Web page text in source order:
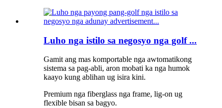
Luho nga istilo sa negosyo nga golf ...
Gamit ang mas komportable nga awtomatikong
sistema sa pag-abli, aron mobati ka nga humok
kaayo kung ablihan ug isira kini.
Premium nga fiberglass nga frame, lig-on ug
flexible bisan sa bagyo.